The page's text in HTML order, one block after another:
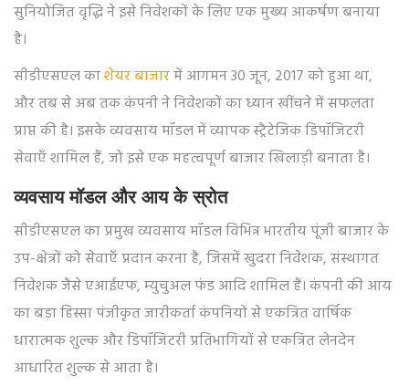
सुनियोजित वृद्धि ने इसे निवेशकों के लिए एक मुख्य आकर्षण बनाया
है।
सीडीएसएल काशेयर बाजारमें आगमन 30 जून, 2017 को हुआ था,
और तब से अब तक कंपनी ने निवेशकों का ध्यान खींचने में सफलता
प्राप्त की है। इसके व्यवसाय मॉडल में व्यापक स्ट्रैटेजिक डिपॉजिटरी
सेवाएँ शामिल हैं, जो इसे एक महत्वपूर्ण बाजार खिलाड़ी बनाता है।
व्यवसाय मॉडल और आय के स्रोत
सीडीएसएल का प्रमुख व्यवसाय मॉडल विभिन्न भारतीय पूंजी बाजार के
उप-क्षेत्रों को सेवाएँ प्रदान करना है, जिसमें खुदरा निवेशक, संस्थागत
निवेशक जैसे एआईएफ, म्युचुअल फंड आदि शामिल हैं। कंपनी की आय
का बड़ा हिस्सा पंजीकृत जारीकर्ता कंपनियों से एकत्रित वार्षिक
धारात्मक शुल्क और डिपॉजिटरी प्रतिभागियों से एकत्रित लेनदेन
आधारित शुल्क से आता है।